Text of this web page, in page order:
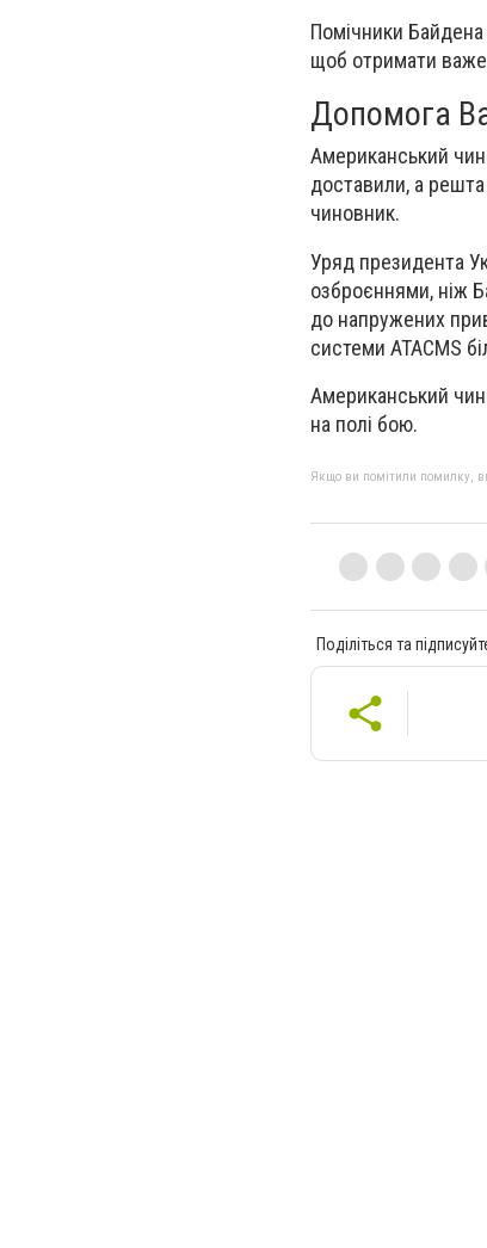
Помічники
щоб отримати
Допомога
Американський
доставили, а решта
чиновник.
Уряд президента
озброєннями, ніж
до напружених
системи ATACMS
Американський
на полі бою.
Якщо ви помітили помилку,
Поділіться та